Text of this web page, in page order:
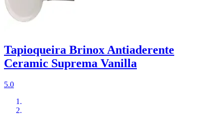
Tapioqueira Brinox Antiaderente
Ceramic Suprema Vanilla
5.0